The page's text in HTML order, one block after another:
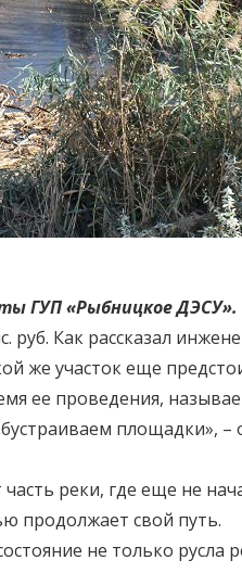
ГУП «Рыбницкое ДЭСУ».
руб. Как рассказал
же участок еще
ее проведения,
площадки», –
реки, где еще не
продолжает свой путь.
не только русла